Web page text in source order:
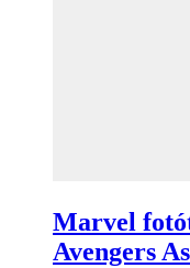
Marvel
Avengers